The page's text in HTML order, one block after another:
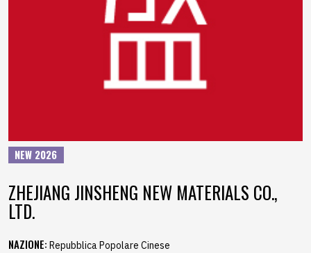
NEW 2026
ZHEJIANG JINSHENG NEW MATERIALS CO.,
LTD.
NAZIONE: Repubblica Popolare Cinese